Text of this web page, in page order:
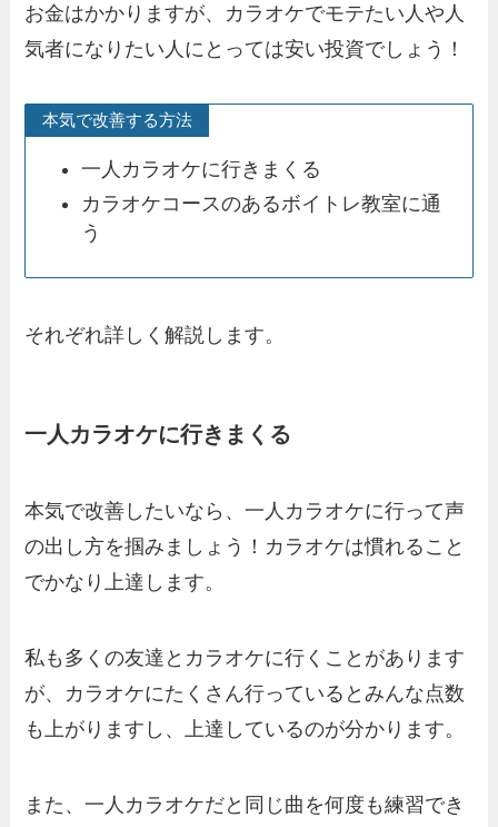
お金はかかりますが、カラオケでモテたい人や人
気者になりたい人にとっては安い投資でしょう！
本気で改善する方法
一人カラオケに行きまくる
カラオケコースのあるボイトレ教室に通
う
それぞれ詳しく解説します。
一人カラオケに行きまくる
本気で改善したいなら、一人カラオケに行って声
の出し方を掴みましょう！カラオケは慣れること
でかなり上達します。
私も多くの友達とカラオケに行くことがあります
が、カラオケにたくさん行っているとみんな点数
も上がりますし、上達しているのが分かります。
また、一人カラオケだと同じ曲を何度も練習でき